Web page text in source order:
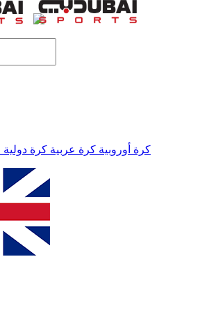
كرة أوروبية كرة عربية كرة دولية